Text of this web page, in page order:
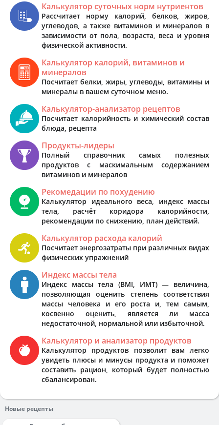
Калькулятор суточных норм нутриентов
Рассчитает норму калорий, белков, жиров,
углеводов, а также витаминов и минералов в
зависимости от пола, возраста, веса и уровня
физической активности.
Калькулятор калорий, витаминов и
минералов
Посчитает белки, жиры, углеводы, витамины и
минералы в вашем суточном меню.
Калькулятор-анализатор рецептов
Посчитает калорийность и химический состав
блюда, рецепта
Продукты-лидеры
Полный справочник самых полезных
продуктов с маскимальным содержанием
витаминов и минералов
Рекомедации по похудению
Калькулятор идеального веса, индекс массы
тела, расчёт коридора калорийности,
рекомендации по снижению, план действий.
Калькулятор расхода калорий
Посчитает энергозатраты при различных видах
физических упражнений
Индекс массы тела
Индекс массы тела (BMI, ИМТ) — величина,
позволяющая оценить степень соответствия
массы человека и его роста и, тем самым,
косвенно оценить, является ли масса
недостаточной, нормальной или избыточной.
Калькулятор и анализатор продуктов
Калькулятор продуктов позволит вам легко
увидеть плюсы и минусы продукта и поможет
составить рацион, который будет полностью
сбалансирован.
Новые рецепты